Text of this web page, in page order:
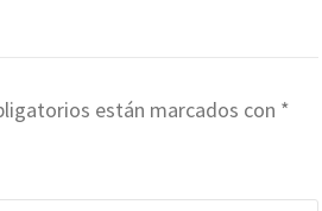
están marcados con *